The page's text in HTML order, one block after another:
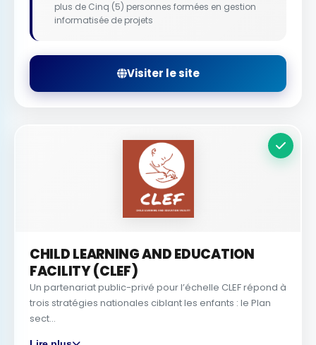
plus de Cinq (5) personnes formées en gestion
informatisée de projets
Visiter le site
CHILD LEARNING AND EDUCATION
FACILITY (CLEF)
Un partenariat public-privé pour l’échelle CLEF répond à
trois stratégies nationales ciblant les enfants : le Plan
sect...